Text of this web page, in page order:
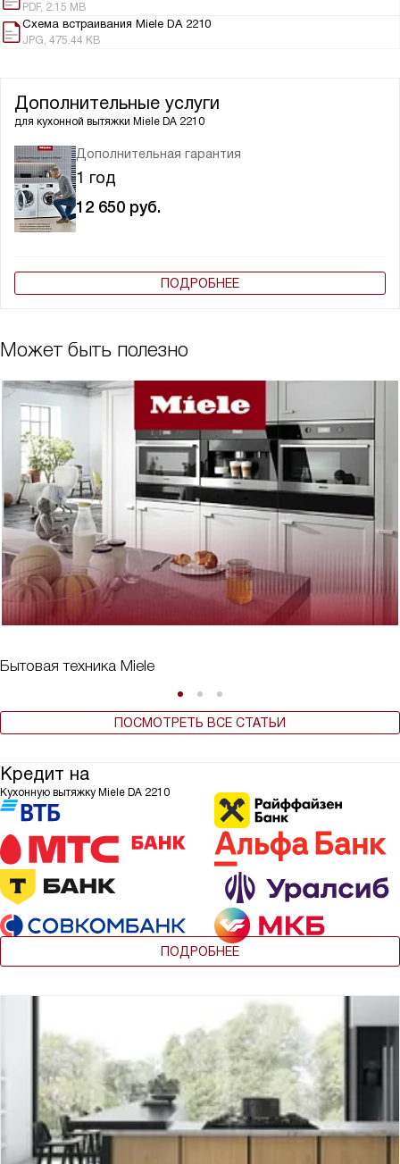
PDF, 2.15 MB
Схема встраивания Miele DA 2210
JPG, 475.44 KB
Дополнительные услуги
для кухонной вытяжки Miele DA 2210
Дополнительная гарантия
1 год
12 650 руб.
ПОДРОБНЕЕ
Может быть полезно
Бытовая техника Miele
ПОСМОТРЕТЬ ВСЕ СТАТЬИ
Кредит на
Кухонную вытяжку Miele DA 2210
ПОДРОБНЕЕ